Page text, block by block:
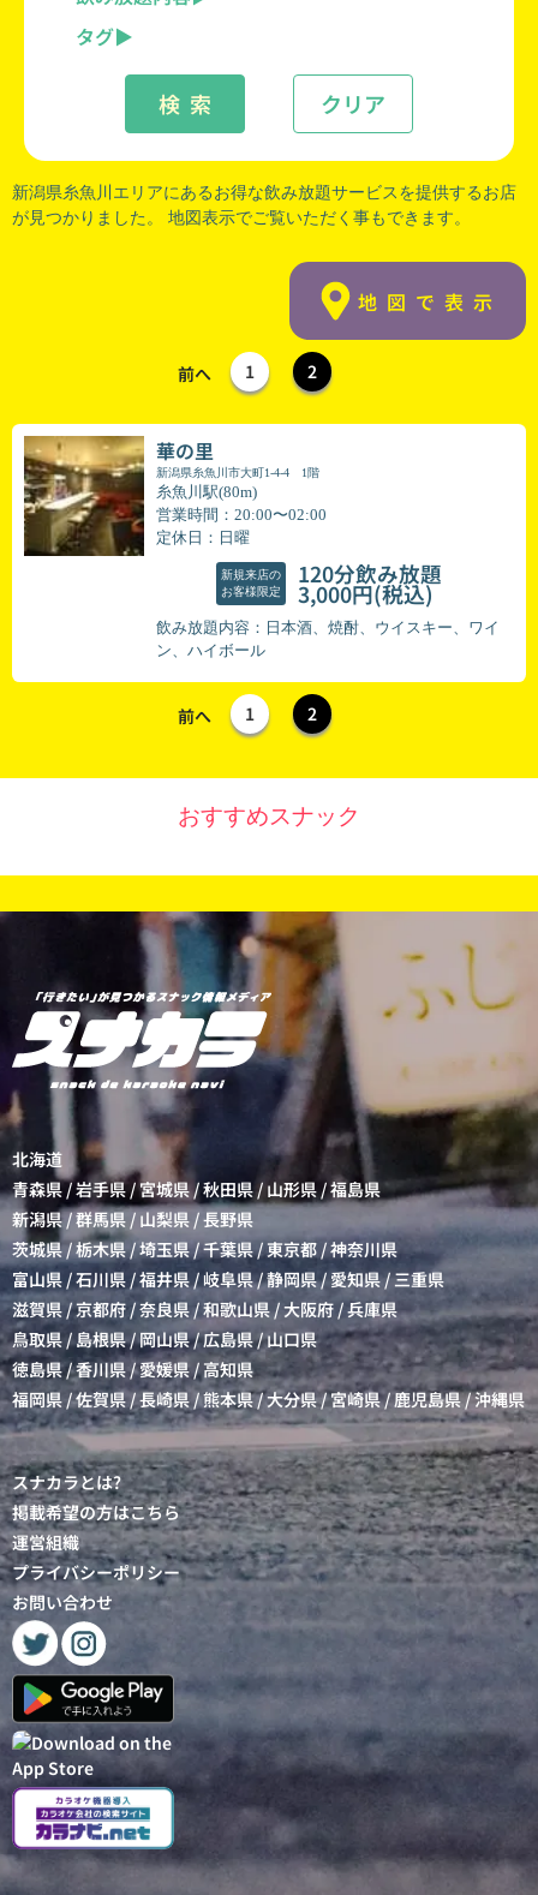
タグ
クリア
検 索
新潟県糸魚川 エリアにあるお得な飲み放題サービスを提供するお店
が見つかりました。 地図表示でご覧いただく事もできます。
地図で表示
前へ 1 2
華の里
新潟県糸魚川市大町1-4-4 1階
糸魚川駅(80m)
営業時間：20:00〜02:00
定休日：日曜
新規来店の
お客様限定
120分飲み放題
3,000円(税込)
飲み放題内容：日本酒、焼酎、ウイスキー、ワイ
ン、ハイボール
前へ 1 2
おすすめスナック
北海道
青森県/岩手県/宮城県/秋田県 / 山形県/福島県
新潟県/群馬県 / 山梨県 /長野県
茨城県 /栃木県/埼玉県/千葉県/東京都 /神奈川県
富山県 /石川県 /福井県/岐阜県/静岡県/愛知県/三重県
滋賀県/京都府/奈良県 /和歌山県/大阪府 /兵庫県
鳥取県 / 島根県/岡山県/広島県/山口県
徳島県/香川県/愛媛県 /高知県
福岡県 /佐賀県 /長崎県/熊本県/大分県/宮崎県/鹿児島県/沖縄県
スナカラとは?
掲載希望の方はこちら
運営組織
プライバシーポリシー
お問い合わせ